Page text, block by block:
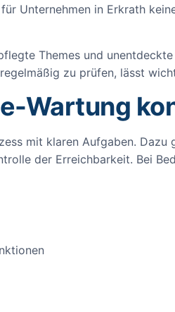
Unternehmen in Erkrath
Themes und
zu prüfen, lässt
Wartung
mit klaren Aufgaben. Dazu
der Erreichbarkeit. Bei